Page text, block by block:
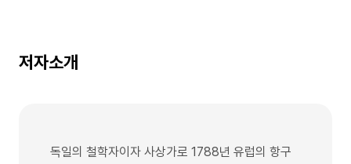
저자소개
독일의 철학자이자 사상가로 1788년 유럽의 항구